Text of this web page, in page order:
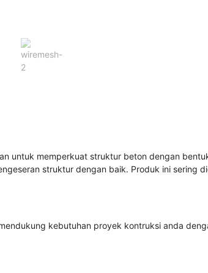
untuk memperkuat struktur beton dengan
struktur dengan baik. Produk ini sering
kebutuhan proyek kontruksi anda